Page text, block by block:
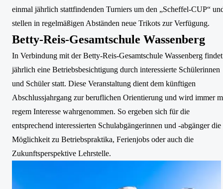
einmal jährlich stattfindenden Turniers um den „Scheffel-CUP“
stellen in regelmäßigen Abständen neue Trikots zur Verfügung.
Betty-Reis-Gesamtschule Wassenberg
In Verbindung mit der Betty-Reis-Gesamtschule Wassenberg findet
jährlich eine Betriebsbesichtigung durch interessierte Schülerinnen
und Schüler statt. Diese Veranstaltung dient dem künftigen
Abschlussjahrgang zur beruflichen Orientierung und wird immer
regem Interesse wahrgenommen. So ergeben sich für die
entsprechend interessierten Schulabgängerinnen und -abgänger die
Möglichkeit zu Betriebspraktika, Ferienjobs oder auch die
Zukunftsperspektive Lehrstelle.